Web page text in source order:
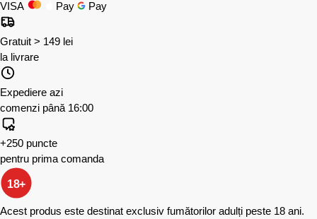
VISA
Pay Pay
Gratuit > 149 lei
la livrare
Expediere azi
comenzi până 16:00
+250 puncte
pentru prima comanda
18+
Acest produs este destinat exclusiv fumătorilor adulți peste 18 ani.